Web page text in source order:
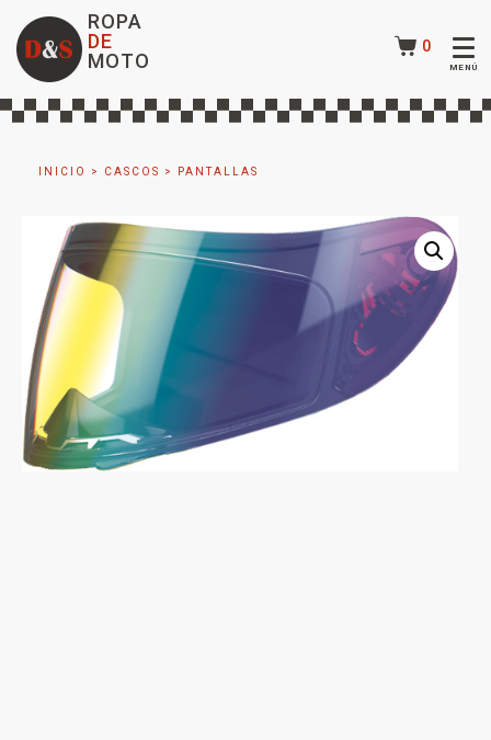
ROPA
DE
MOTO
0
INICIO > CASCOS > PANTALLAS